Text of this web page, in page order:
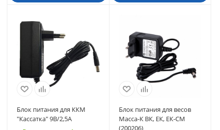
Блок питания для ККМ
"Кассатка" 9В/2,5А
Блок питания для весов
Масса-К ВК, ЕК, ЕК-СМ
(200206)